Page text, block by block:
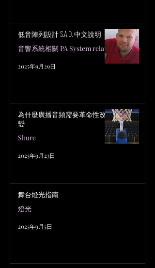
低音陣列設計 S.A.D. 中文說明
音響系統相關 PA System related
2025年9月29日
為什麼廣播音頻需要革命性改
變
Shure
2025年9月23日
舞台燈光指南
燈光
2025年9月5日